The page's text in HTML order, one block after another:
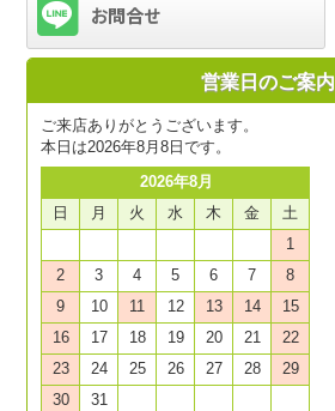
営業日のご案内
ご来店ありがとうございます。
本日は2026年8月8日です。
2026年8月
日
月 火 水 木 金
土
1
2
3 4 5 6 7
8
9
10 11 12 13 14
15
16
17 18 19 20 21
22
23
24 25 26 27 28
29
30
31